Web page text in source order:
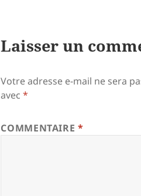
Laisser un
Votre adresse e-mail ne sera
avec*
COMMENTAIRE*